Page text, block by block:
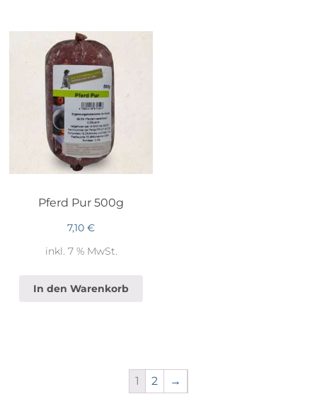
Pferd Pur 500g
7,10 €
inkl. 7 % MwSt.
In den Warenkorb
1 2 →